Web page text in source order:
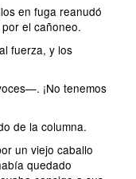
en fuga reanudó
el cañoneo.
fuerza, y los
¡No tenemos
de la columna.
un viejo caballo
quedado